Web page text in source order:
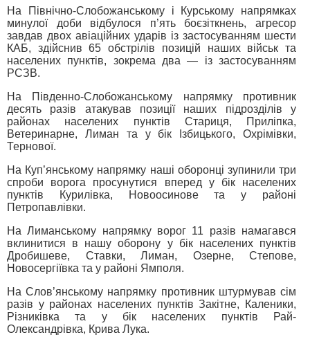
На Північно-Слобожанському і Курському напрямках
минулої доби відбулося п’ять боєзіткнень, агресор
завдав двох авіаційних ударів із застосуванням шести
КАБ, здійснив 65 обстрілів позицій наших військ та
населених пунктів, зокрема два — із застосуванням
РСЗВ.
На Південно-Слобожанському напрямку противник
десять разів атакував позиції наших підрозділів у
районах населених пунктів Стариця, Приліпка,
Ветеринарне, Лиман та у бік Ізбицького, Охрімівки,
Тернової.
На Куп’янському напрямку наші оборонці зупинили три
спроби ворога просунутися вперед у бік населених
пунктів Курилівка, Новоосинове та у районі
Петропавлівки.
На Лиманському напрямку ворог 11 разів намагався
вклинитися в нашу оборону у бік населених пунктів
Дробишеве, Ставки, Лиман, Озерне, Степове,
Новосергіївка та у районі Ямполя.
На Слов’янському напрямку противник штурмував сім
разів у районах населених пунктів Закітне, Каленики,
Різниківка та у бік населених пунктів Рай-
Олександрівка, Крива Лука.